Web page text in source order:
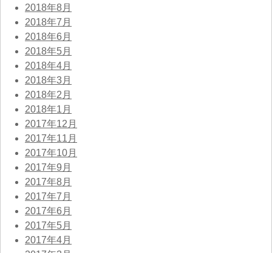
2018年8月
2018年7月
2018年6月
2018年5月
2018年4月
2018年3月
2018年2月
2018年1月
2017年12月
2017年11月
2017年10月
2017年9月
2017年8月
2017年7月
2017年6月
2017年5月
2017年4月